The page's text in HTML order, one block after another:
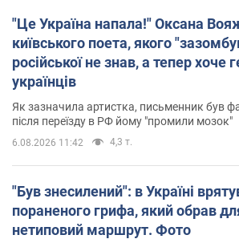
"Це Україна напала!" Оксана
київського поета, якого
російської не знав, а тепер хоче
українців
Як зазначила артистка, письменник був
після переїзду в РФ йому "промили мозок"
6.08.2026 11:42 4,3 т.
"Був знесилений": в Україні
пораненого грифа, який обрав
нетиповий маршрут. Фото